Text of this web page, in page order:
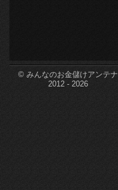
© みんなのお金儲けアンテナ
2012 - 2026